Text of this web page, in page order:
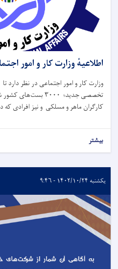
اطلاعیهٔ وزارت کار و امور
تخصصی جدید؛ ۳۰۰۰
کارگران ماهر و مسلکی و نیز افرادی
بیشتر
یکشنبه ۱۴۰۲/۱۰/۲۴ - ۹:۴۶